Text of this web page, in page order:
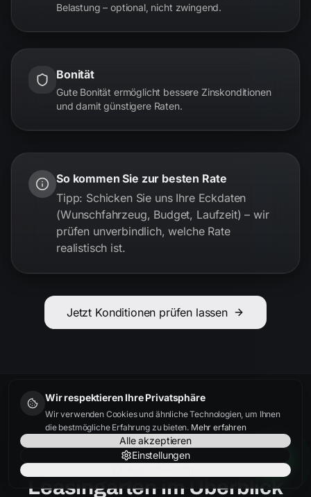
Wir respektieren Ihre Privatsphäre
Wir verwenden Cookies und ähnliche Technologien, um Ihnen
die bestmögliche Erfahrung zu bieten. Mehr erfahren
Alle akzeptieren
Einstellungen
Belastung – optional, nicht zwingend.
Bonität
Gute Bonität ermöglicht bessere Zinskonditionen
und damit günstigere Raten.
So kommen Sie zur besten Rate
Tipp: Schicken Sie uns Ihre Eckdaten
(Wunschfahrzeug, Budget, Laufzeit) – wir
prüfen unverbindlich, welche Rate
realistisch ist.
Jetzt Konditionen prüfen lassen
Leasingarten im Überblick